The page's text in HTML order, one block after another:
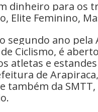
dinheiro para os
Elite Feminino,
segundo ano
Ciclismo, é
atletas e
de
também da